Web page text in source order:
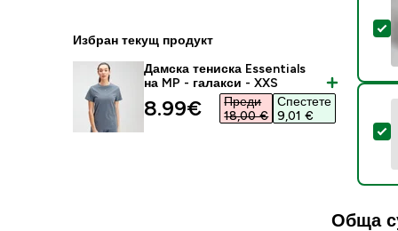
Избран текущ продукт
Дамска тениска Essentials
на MP - галакси - XXS
discounted price
8.99€‎
Преди
18,00 €‎
Спестете
9,01 €‎
Обща